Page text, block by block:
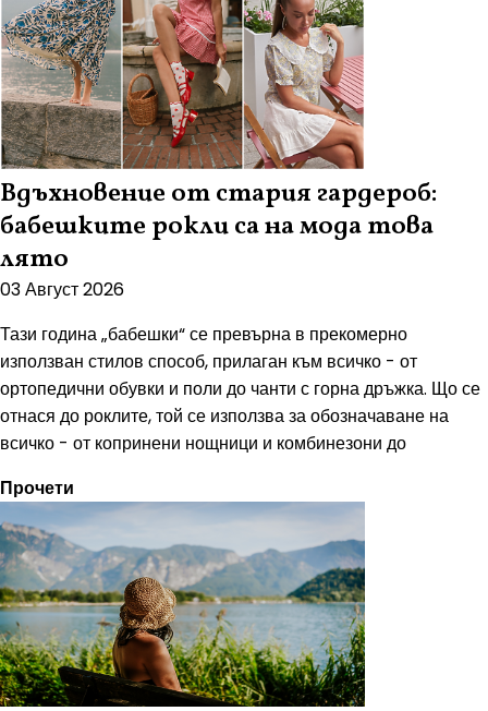
Вдъхновение от стария гардероб:
бабешките рокли са на мода това
лято
03 Август 2026
Тази година „бабешки“ се превърна в прекомерно
използван стилов способ, прилаган към всичко - от
ортопедични обувки и поли до чанти с горна дръжка. Що се
отнася до роклите, той се използва за обозначаване на
всичко - от копринени нощници и комбинезони до
Прочети